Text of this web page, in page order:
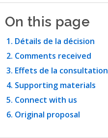
On this page
Détails de la décision
Comments received
Effets de la consultation
Supporting materials
Connect with us
Original proposal